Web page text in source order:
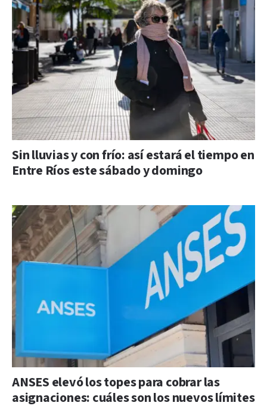
Sin lluvias y con frío: así estará el tiempo en
Entre Ríos este sábado y domingo
ANSES elevó los topes para cobrar las
asignaciones: cuáles son los nuevos límites